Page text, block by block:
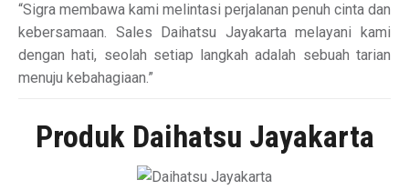
“Sigra membawa kami melintasi perjalanan penuh cinta dan
kebersamaan. Sales Daihatsu Jayakarta melayani kami
dengan hati, seolah setiap langkah adalah sebuah tarian
menuju kebahagiaan.”
Produk Daihatsu Jayakarta